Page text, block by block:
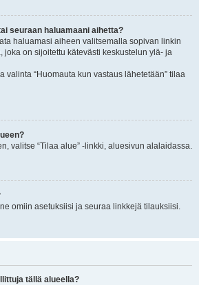
seuraan haluamaani aihetta?
haluamasi aiheen valitsemalla sopivan linkin
joka on sijoitettu kätevästi keskustelun ylä- ja
valinta “Huomauta kun vastaus lähetetään” tilaa
valitse “Tilaa alue” -linkki, aluesivun alalaidassa.
omiin asetuksiisi ja seuraa linkkejä tilauksiisi.
tällä alueella?